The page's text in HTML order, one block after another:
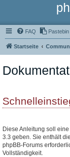
FAQ Pastebin
Startseite
Diese Anleitung soll
3.3 geben. Sie enthält
phpBB-Forums
Vollständigkeit.